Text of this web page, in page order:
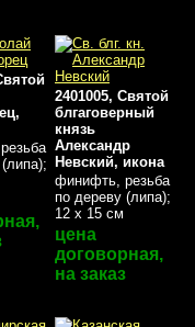
2401005, Святой
блгаговерный
князь
Александр
Невский, икона
финифть, резьба
по дереву (липа);
12 х 15 см
цена
договорная,
на заказ